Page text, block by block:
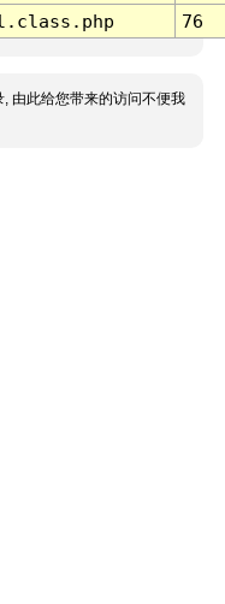
76
由此给您带来的访问不便我